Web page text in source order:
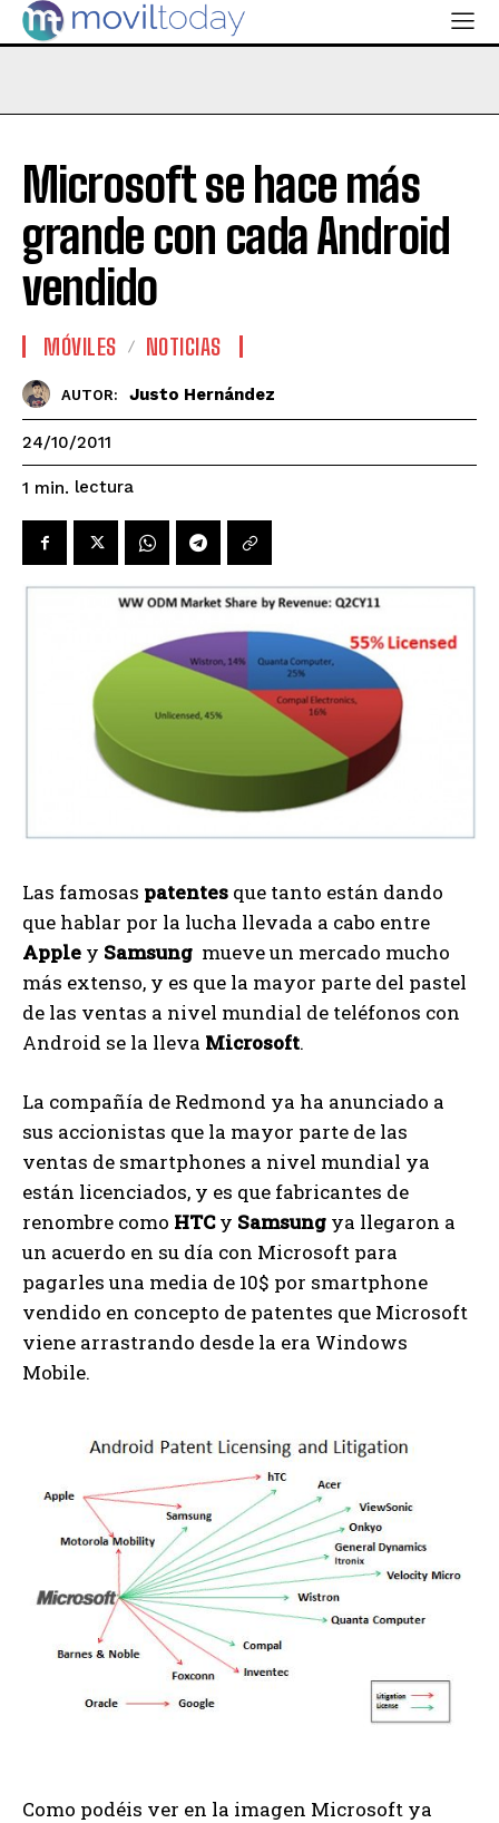
Microsoft se hace más
grande con cada Android
vendido
MÓVILES NOTICIAS
AUTOR: Justo Hernández
24/10/2011
1 min. lectura
Las famosas patentes que tanto están dando
que hablar por la lucha llevada a cabo entre
Apple y Samsung mueve un mercado mucho
más extenso, y es que la mayor parte del pastel
de las ventas a nivel mundial de teléfonos con
Android se la lleva Microsoft.
La compañía de Redmond ya ha anunciado a
sus accionistas que la mayor parte de las
ventas de smartphones a nivel mundial ya
están licenciados, y es que fabricantes de
renombre como HTCy Samsung ya llegaron a
un acuerdo en su día con Microsoft para
pagarles una media de 10$ por smartphone
vendido en concepto de patentes que Microsoft
viene arrastrando desde la era Windows
Mobile.
Como podéis ver en la imagen Microsoft ya